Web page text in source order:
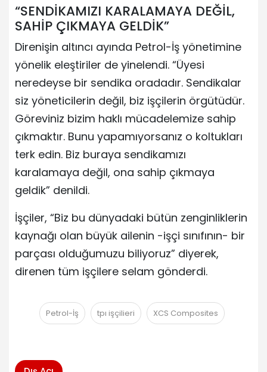
“SENDİKAMIZI KARALAMAYA DEĞİL,
SAHİP ÇIKMAYA GELDİK”
Direnişin altıncı ayında Petrol-İş yönetimine
yönelik eleştiriler de yinelendi. “Üyesi
neredeyse bir sendika oradadır. Sendikalar
siz yöneticilerin değil, biz işçilerin örgütüdür.
Göreviniz bizim haklı mücadelemize sahip
çıkmaktır. Bunu yapamıyorsanız o koltukları
terk edin. Biz buraya sendikamızı
karalamaya değil, ona sahip çıkmaya
geldik” denildi.
İşçiler, “Biz bu dünyadaki bütün zenginliklerin
kaynağı olan büyük ailenin -işçi sınıfının- bir
parçası olduğumuzu biliyoruz” diyerek,
direnen tüm işçilere selam gönderdi.
Petrol-İş tpı işçilieri XCS Composites